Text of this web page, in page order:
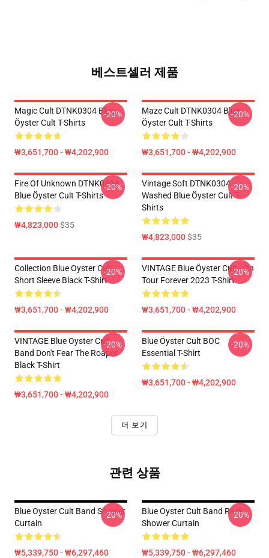
베스트셀러 제품
Magic Cult DTNK0304 Blue
Öyster Cult T-Shirts
₩3,651,700 - ₩4,202,900
-20%
Maze Cult DTNK0304 Blue
Öyster Cult T-Shirts
₩3,651,700 - ₩4,202,900
-20%
Fire Of Unknown DTNK0304
Blue Öyster Cult T-Shirts
₩4,823,000$35
-20%
Vintage Soft DTNK0304
Washed Blue Öyster Cult T-
Shirts
₩4,823,000$35
-20%
Collection Blue Oyster Cult
Short Sleeve Black T-Shirt
₩3,651,700 - ₩4,202,900
-20%
VINTAGE Blue Öyster Cult - On
Tour Forever 2023 T-Shirt
₩3,651,700 - ₩4,202,900
-20%
VINTAGE Blue Oyster Cult
Band Don't Fear The Roaper
Black T-Shirt
₩3,651,700 - ₩4,202,900
-20%
Blue Öyster Cult BOC
Essential T-Shirt
₩3,651,700 - ₩4,202,900
-20%
더 보기
관련 상품
Blue Oyster Cult Band Shower
Curtain
₩5,339,750 - ₩6,297,460
-20%
Blue Oyster Cult Band Rock
Shower Curtain
₩5,339,750 - ₩6,297,460
-20%